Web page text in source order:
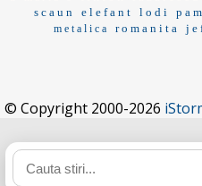
scaun elefant lodi
metalica romanita
© Copyright 2000-2026